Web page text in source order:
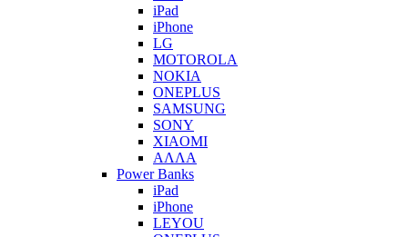
iPad
iPhone
LG
MOTOROLA
NOKIA
ONEPLUS
SAMSUNG
SONY
XIAOMI
ΑΛΛΑ
Power Banks
iPad
iPhone
LEYOU